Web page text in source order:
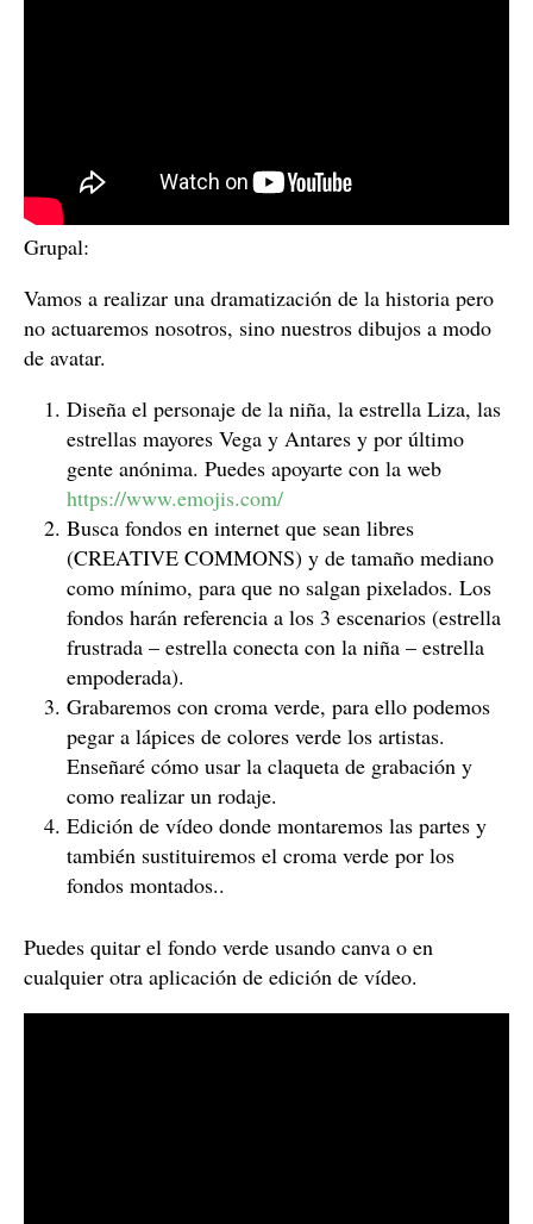
Grupal:
Vamos a realizar una dramatización de la historia pero
no actuaremos nosotros, sino nuestros dibujos a modo
de avatar.
Diseña el personaje de la niña, la estrella Liza, las
estrellas mayores Vega y Antares y por último
gente anónima. Puedes apoyarte con la web
https://www.emojis.com/
Busca fondos en internet que sean libres
(CREATIVE COMMONS) y de tamaño mediano
como mínimo, para que no salgan pixelados. Los
fondos harán referencia a los 3 escenarios (estrella
frustrada – estrella conecta con la niña – estrella
empoderada).
Grabaremos con croma verde, para ello podemos
pegar a lápices de colores verde los artistas.
Enseñaré cómo usar la claqueta de grabación y
como realizar un rodaje.
Edición de vídeo donde montaremos las partes y
también sustituiremos el croma verde por los
fondos montados..
Puedes quitar el fondo verde usando canva o en
cualquier otra aplicación de edición de vídeo.